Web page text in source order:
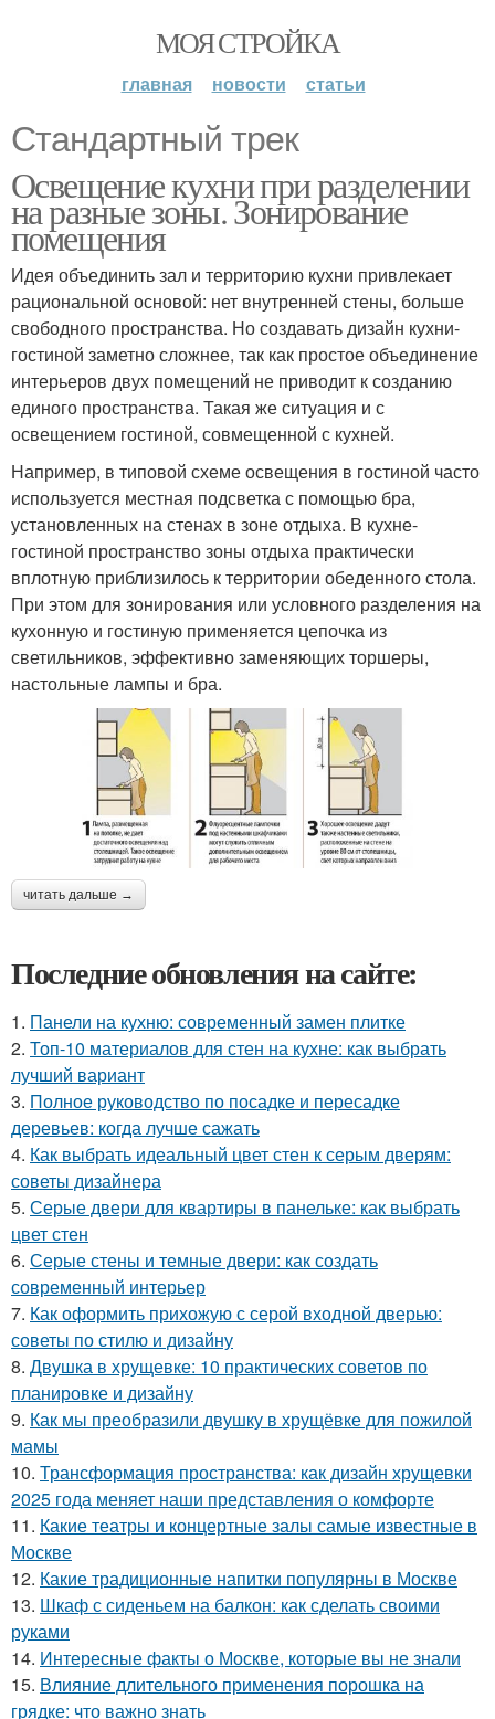
МОЯ СТРОЙКА
главная новости статьи
Стандартный трек
Освещение кухни при разделении
на разные зоны. Зонирование
помещения
Идея объединить зал и территорию кухни привлекает
рациональной основой: нет внутренней стены, больше
свободного пространства. Но создавать дизайн кухни-
гостиной заметно сложнее, так как простое объединение
интерьеров двух помещений не приводит к созданию
единого пространства. Такая же ситуация и с
освещением гостиной, совмещенной с кухней.
Например, в типовой схеме освещения в гостиной часто
используется местная подсветка с помощью бра,
установленных на стенах в зоне отдыха. В кухне-
гостиной пространство зоны отдыха практически
вплотную приблизилось к территории обеденного стола.
При этом для зонирования или условного разделения на
кухонную и гостиную применяется цепочка из
светильников, эффективно заменяющих торшеры,
настольные лампы и бра.
читать дальше →
Последние обновления на сайте:
1. Панели на кухню: современный замен плитке
2. Топ-10 материалов для стен на кухне: как выбрать
лучший вариант
3. Полное руководство по посадке и пересадке
деревьев: когда лучше сажать
4. Как выбрать идеальный цвет стен к серым дверям:
советы дизайнера
5. Серые двери для квартиры в панельке: как выбрать
цвет стен
6. Серые стены и темные двери: как создать
современный интерьер
7. Как оформить прихожую с серой входной дверью:
советы по стилю и дизайну
8. Двушка в хрущевке: 10 практических советов по
планировке и дизайну
9. Как мы преобразили двушку в хрущёвке для пожилой
мамы
10. Трансформация пространства: как дизайн хрущевки
2025 года меняет наши представления о комфорте
11. Какие театры и концертные залы самые известные в
Москве
12. Какие традиционные напитки популярны в Москве
13. Шкаф с сиденьем на балкон: как сделать своими
руками
14. Интересные факты о Москве, которые вы не знали
15. Влияние длительного применения порошка на
грядке: что важно знать